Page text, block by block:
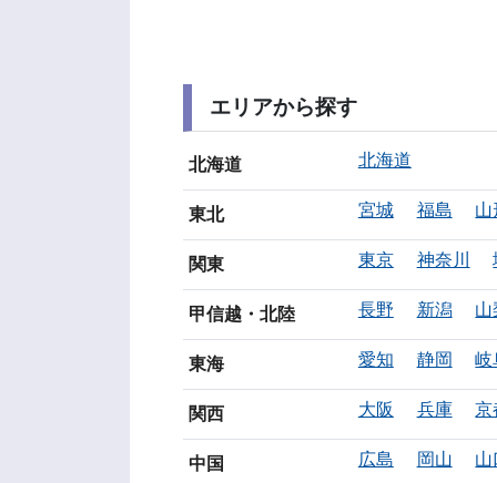
エリアから探す
北海道 北海道
東北 宮城 福島 山
関東 東京 神奈川
甲信越・北陸 長野 新潟 山
東海 愛知 静岡 岐
関西 大阪 兵庫 京
中国 広島 岡山 山